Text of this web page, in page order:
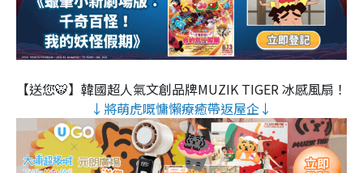
【送您🐯】韓國超人氣文創品牌MUZIK TIGER 冰感風扇！
↓將萌虎嘅慵懶療癒帶返屋企↓